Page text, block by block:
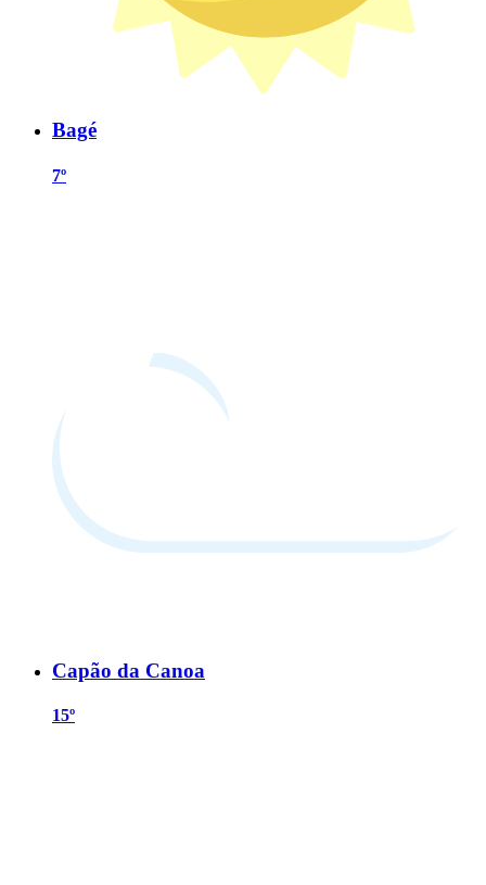
Bagé
7º
Capão da Canoa
15º